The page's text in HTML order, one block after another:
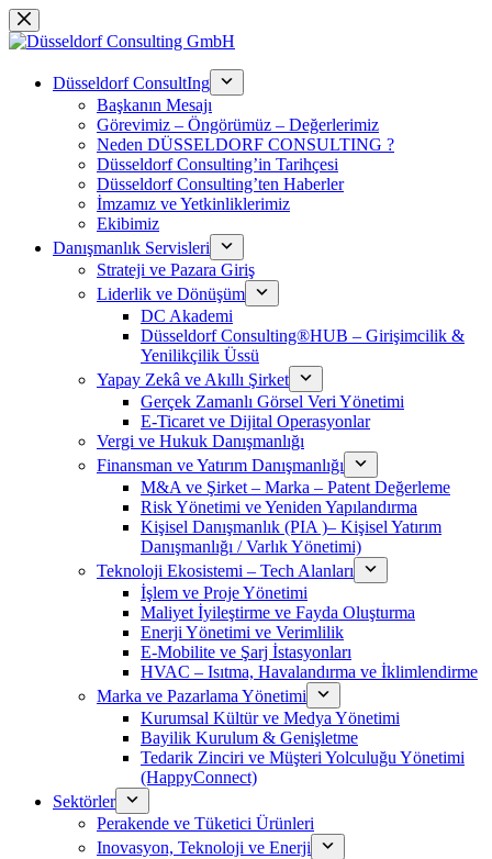
Skip
to
Düsseldorf ConsultIng
Başkanın Mesajı
Görevimiz – Öngörümüz – Değerlerimiz
Neden DÜSSELDORF CONSULTING ?
Düsseldorf Consulting’in Tarihçesi
Düsseldorf Consulting’ten Haberler
İmzamız ve Yetkinliklerimiz
Ekibimiz
Danışmanlık Servisleri
Strateji ve Pazara Giriş
Liderlik ve Dönüşüm
DC Akademi
Düsseldorf Consulting®HUB – Girişimcilik &
Yenilikçilik Üssü
Yapay Zekâ ve Akıllı Şirket
Gerçek Zamanlı Görsel Veri Yönetimi
E-Ticaret ve Dijital Operasyonlar
Vergi ve Hukuk Danışmanlığı
Finansman ve Yatırım Danışmanlığı
M&A ve Şirket – Marka – Patent Değerleme
Risk Yönetimi ve Yeniden Yapılandırma
Kişisel Danışmanlık (PIA )– Kişisel Yatırım
Danışmanlığı / Varlık Yönetimi)
Teknoloji Ekosistemi – Tech Alanları
İşlem ve Proje Yönetimi
Maliyet İyileştirme ve Fayda Oluşturma
Enerji Yönetimi ve Verimlilik
E-Mobilite ve Şarj İstasyonları
HVAC – Isıtma, Havalandırma ve İklimlendirme
Marka ve Pazarlama Yönetimi
Kurumsal Kültür ve Medya Yönetimi
Bayilik Kurulum & Genişletme
Tedarik Zinciri ve Müşteri Yolculuğu Yönetimi
(HappyConnect)
Sektörler
Perakende ve Tüketici Ürünleri
Inovasyon, Teknoloji ve Enerji